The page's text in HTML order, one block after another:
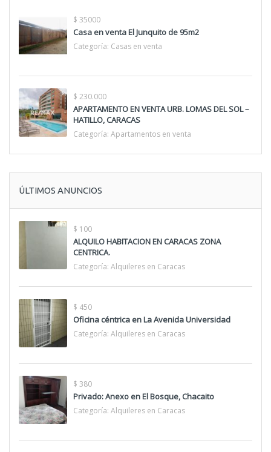
$ 35000
Casa en venta El Junquito de 95m2
Categoría: Casas en venta
$ 230.000
APARTAMENTO EN VENTA URB. LOMAS DEL SOL –
HATILLO, CARACAS
Categoría: Apartamentos en venta
ÚLTIMOS ANUNCIOS
$ 100
ALQUILO HABITACION EN CARACAS ZONA
CENTRICA.
Categoría: Alquileres en Caracas
$ 450
Oficina céntrica en La Avenida Universidad
Categoría: Alquileres en Caracas
$ 380
Privado: Anexo en El Bosque, Chacaito
Categoría: Alquileres en Caracas